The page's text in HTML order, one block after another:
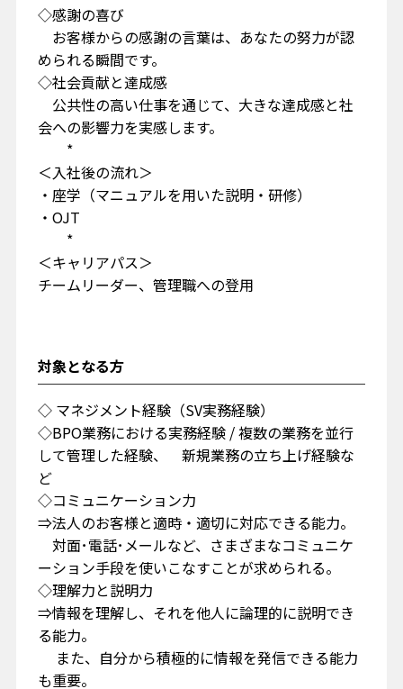
◇感謝の喜び
お客様からの感謝の言葉は、あなたの努力が認
められる瞬間です。
◇社会貢献と達成感
公共性の高い仕事を通じて、大きな達成感と社
会への影響力を実感します。
*
＜入社後の流れ＞
・座学（マニュアルを用いた説明・研修）
・OJT
*
＜キャリアパス＞
チームリーダー、管理職への登用
対象となる方
◇ マネジメント経験（SV実務経験）
◇BPO業務における実務経験 / 複数の業務を並行
して管理した経験、 新規業務の立ち上げ経験な
ど
◇コミュニケーション力
⇒法人のお客様と適時・適切に対応できる能力。
対面･電話･メールなど、さまざまなコミュニケ
ーション手段を使いこなすことが求められる。
◇理解力と説明力
⇒情報を理解し、それを他人に論理的に説明でき
る能力。
また、自分から積極的に情報を発信できる能力
も重要。